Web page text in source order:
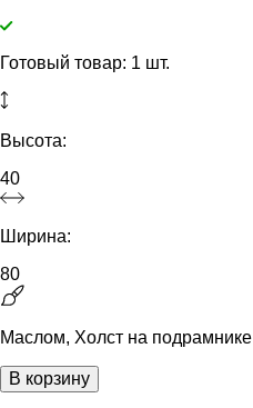
Готовый товар: 1 шт.
Высота:
40
Ширина:
80
Маслом, Холст на подрамнике
В корзину